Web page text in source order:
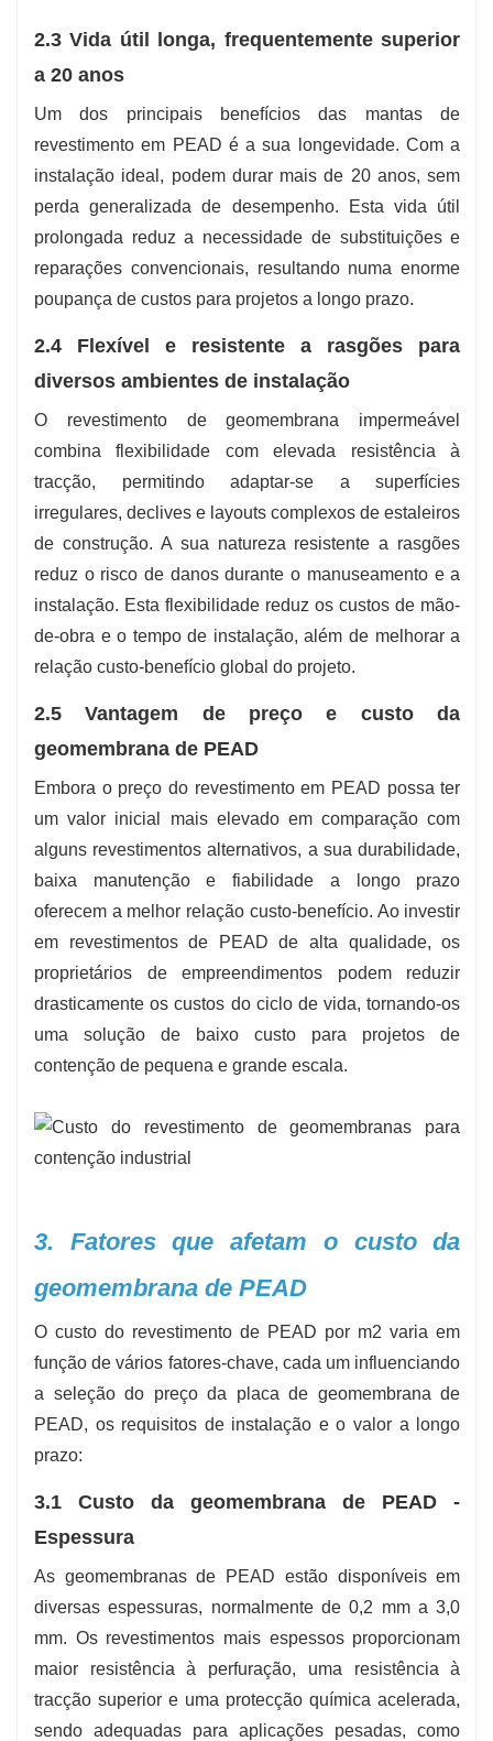
2.3 Vida útil longa, frequentemente superior
a 20 anos
Um dos principais benefícios das mantas de
revestimento em PEAD é a sua longevidade. Com a
instalação ideal, podem durar mais de 20 anos, sem
perda generalizada de desempenho. Esta vida útil
prolongada reduz a necessidade de substituições e
reparações convencionais, resultando numa enorme
poupança de custos para projetos a longo prazo.
2.4 Flexível e resistente a rasgões para
diversos ambientes de instalação
O revestimento de geomembrana impermeável
combina flexibilidade com elevada resistência à
tracção, permitindo adaptar-se a superfícies
irregulares, declives e layouts complexos de estaleiros
de construção. A sua natureza resistente a rasgões
reduz o risco de danos durante o manuseamento e a
instalação. Esta flexibilidade reduz os custos de mão-
de-obra e o tempo de instalação, além de melhorar a
relação custo-benefício global do projeto.
2.5 Vantagem de preço e custo da
geomembrana de PEAD
Embora o preço do revestimento em PEAD possa ter
um valor inicial mais elevado em comparação com
alguns revestimentos alternativos, a sua durabilidade,
baixa manutenção e fiabilidade a longo prazo
oferecem a melhor relação custo-benefício. Ao investir
em revestimentos de PEAD de alta qualidade, os
proprietários de empreendimentos podem reduzir
drasticamente os custos do ciclo de vida, tornando-os
uma solução de baixo custo para projetos de
contenção de pequena e grande escala.
3. Fatores que afetam o custo da
geomembrana de PEAD
O custo do revestimento de PEAD por m2 varia em
função de vários fatores-chave, cada um influenciando
a seleção do preço da placa de geomembrana de
PEAD, os requisitos de instalação e o valor a longo
prazo:
3.1 Custo da geomembrana de PEAD -
Espessura
As geomembranas de PEAD estão disponíveis em
diversas espessuras, normalmente de 0,2 mm a 3,0
mm. Os revestimentos mais espessos proporcionam
maior resistência à perfuração, uma resistência à
tracção superior e uma protecção química acelerada,
sendo adequadas para aplicações pesadas, como